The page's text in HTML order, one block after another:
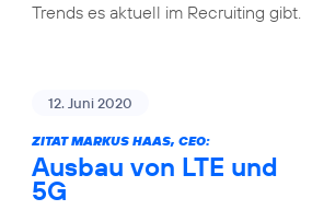
Trends es aktuell im Recruiting gibt.
12. Juni 2020
ZITAT MARKUS HAAS, CEO:
Ausbau von LTE und
5G